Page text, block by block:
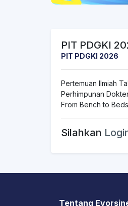
PIT PDGKI
PIT PDGKI 2026
Pertemuan Ilmiah
Perhimpunan
From Bench to
Silahkan
Tentang